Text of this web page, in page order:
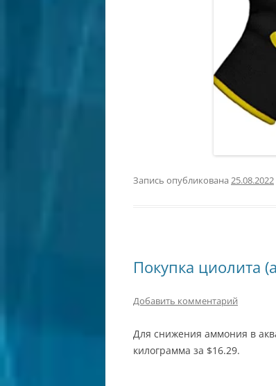
Запись опубликована 25.08.2022
Покупка циолита
Добавить комментарий
Для снижения аммония в
килограмма за $16.29.